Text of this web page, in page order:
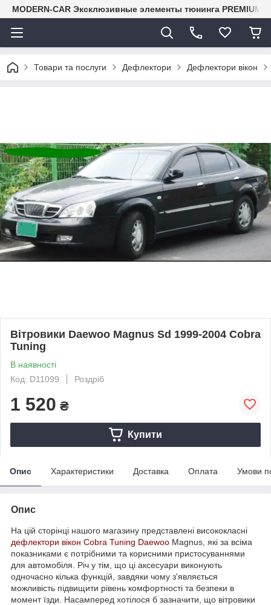
MODERN-CAR Эксклюзивные элементы тюнинга PREMIUM-
Товари та послуги Дефлектори Дефлектори вікон
Вітровики Daewoo Magnus Sd 1999-2004 Cobra
Tuning
В наявності
Код: D11099
Роздріб
1 520 ₴
Купити
Опис Характеристики Доставка Оплата Умови
Опис
На цій сторінці нашого магазину представлені висококласні
дефлектори вікон Cobra Tuning Daewoo Magnus, які за всіма
показниками є потрібними та корисними пристосуваннями
для автомобіля. Річ у тім, що ці аксесуари виконують
одночасно кілька функцій, завдяки чому з'являється
можливість підвищити рівень комфортності та безпеки в
момент їзди. Насамперед хотілося б зазначити, що вітровики